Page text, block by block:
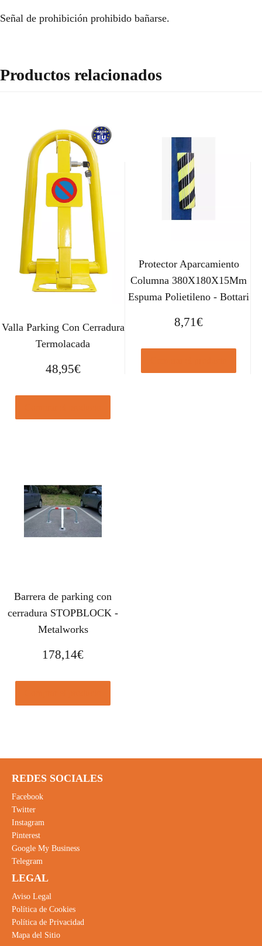
Señal de prohibición prohibido bañarse.
Productos relacionados
Valla Parking Con Cerradura
Termolacada
48,95€
Protector Aparcamiento
Columna 380X180X15Mm
Espuma Polietileno - Bottari
8,71€
Barrera de parking con
cerradura STOPBLOCK -
Metalworks
178,14€
REDES SOCIALES
Facebook
Twitter
Instagram
Pinterest
Google My Business
Telegram
LEGAL
Aviso Legal
Política de Cookies
Política de Privacidad
Mapa del Sitio